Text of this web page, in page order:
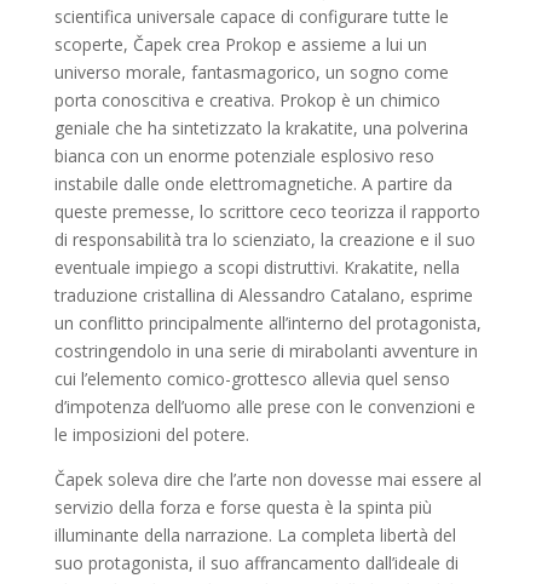
scientifica universale capace di configurare tutte le
scoperte, Čapek crea Prokop e assieme a lui un
universo morale, fantasmagorico, un sogno come
porta conoscitiva e creativa. Prokop è un chimico
geniale che ha sintetizzato la krakatite, una polverina
bianca con un enorme potenziale esplosivo reso
instabile dalle onde elettromagnetiche. A partire da
queste premesse, lo scrittore ceco teorizza il rapporto
di responsabilità tra lo scienziato, la creazione e il suo
eventuale impiego a scopi distruttivi. Krakatite, nella
traduzione cristallina di Alessandro Catalano, esprime
un conflitto principalmente all’interno del protagonista,
costringendolo in una serie di mirabolanti avventure in
cui l’elemento comico-grottesco allevia quel senso
d’impotenza dell’uomo alle prese con le convenzioni e
le imposizioni del potere.
Čapek soleva dire che l’arte non dovesse mai essere al
servizio della forza e forse questa è la spinta più
illuminante della narrazione. La completa libertà del
suo protagonista, il suo affrancamento dall’ideale di